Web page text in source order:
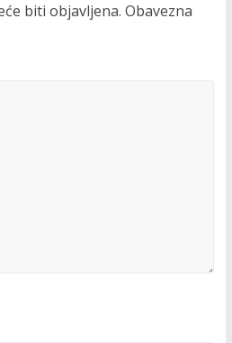
biti objavljena. Obavezna